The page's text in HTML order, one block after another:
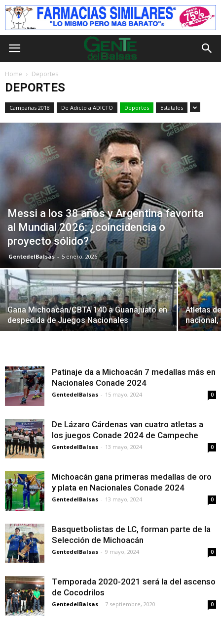
Home Deportes
DEPORTES
Campañas 2018 De Adicto a ADICTO Deportes Estatales
Messi a los 38 años y Argentina favorita
al Mundial 2026: ¿coincidencia o
proyecto sólido?
GentedelBalsas - 5 enero, 2026
Gana Michoacán/CBTA 140 a Guanajuato en
despedida de Juegos Nacionales
Atletas
nacional,
Patinaje da a Michoacán 7 medallas más en
Nacionales Conade 2024
GentedelBalsas - 15 mayo, 2024 0
De Lázaro Cárdenas van cuatro atletas a
los juegos Conade 2024 de Campeche
GentedelBalsas - 13 mayo, 2024 0
Michoacán gana primeras medallas de oro
y plata en Nacionales Conade 2024
GentedelBalsas - 13 mayo, 2024 0
Basquetbolistas de LC, forman parte de la
Selección de Michoacán
GentedelBalsas - 9 mayo, 2024 0
Temporada 2020-2021 será la del ascenso
de Cocodrilos
GentedelBalsas - 7 septiembre, 2020 0